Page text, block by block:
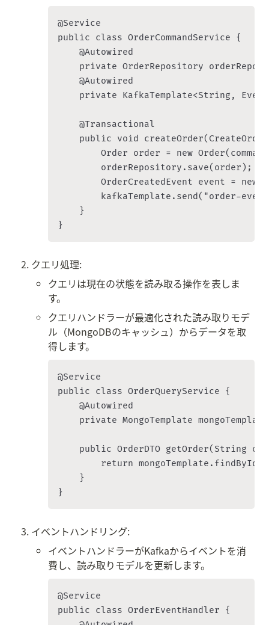
@Service
public class OrderCommandService {
    @Autowired
private OrderRepository
    @Autowired
private KafkaTemplate<String,
    @Transactional
public void
Order order = new
        orderRepository.save(order);
OrderCreatedEvent event = new
kafkaTemplate.send("order-
    }
クエリ処理:
クエリは現在の状態を読み取る操作を表しま
す。
クエリハンドラーが最適化された読み取りモデ
ル（MongoDBのキャッシュ）からデータを取
得します。
@Service
public class OrderQueryService {
    @Autowired
private MongoTemplate
public OrderDTO getOrder(String
return
    }
イベントハンドリング:
イベントハンドラーがKafkaからイベントを消
費し、読み取りモデルを更新します。
@Service
public class OrderEventHandler {